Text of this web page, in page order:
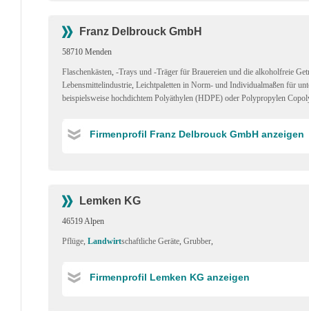
Franz Delbrouck GmbH
58710 Menden
Flaschenkästen, -Trays und -Träger für Brauereien und die alkoholfreie
Lebensmittelindustrie, Leichtpaletten in Norm- und Individualmaßen für
beispielsweise hochdichtem Polyäthylen (HDPE) oder Polypropylen
Firmenprofil Franz Delbrouck GmbH anzeigen
Lemken KG
46519 Alpen
Pflüge, Landwirtschaftliche Geräte, Grubber,
Firmenprofil Lemken KG anzeigen